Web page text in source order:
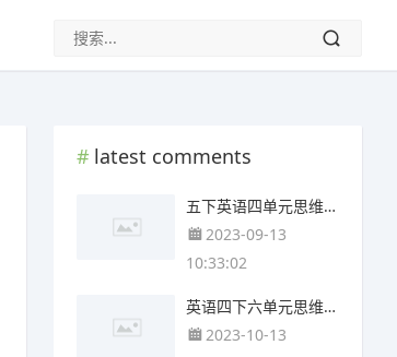
latest comments
五下英语四单元思维导图(3张精选版)
2023-09-13
10:33:02
英语四下六单元思维导图(4张可下载)
2023-10-13